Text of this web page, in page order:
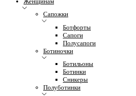
Сапожки
Ботфорты
Сапоги
Полусапоги
Ботиночки
Ботильоны
Ботинки
Сникеры
Полуботинки